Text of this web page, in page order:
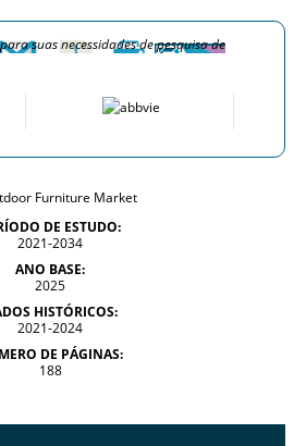
suas necessidades de pesquisa de
DE ESTUDO:
2021-2034
ANO BASE:
2025
HISTÓRICOS:
2021-2024
DE PÁGINAS:
188